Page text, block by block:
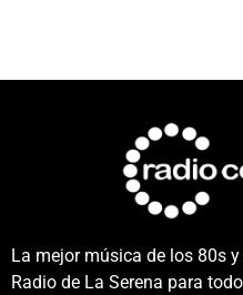
La mejor música de los 80s
Radio de La Serena para